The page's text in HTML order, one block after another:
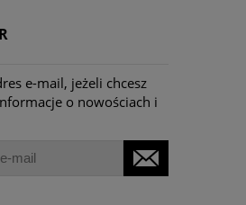
e-mail, jeżeli chcesz
o nowościach i